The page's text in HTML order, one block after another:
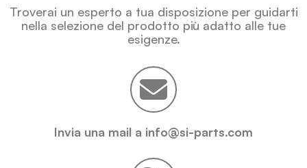
Troverai un esperto a tua disposizione per guidarti
nella selezione del prodotto più adatto alle tue
esigenze.
Invia una mail a info@si-parts.com